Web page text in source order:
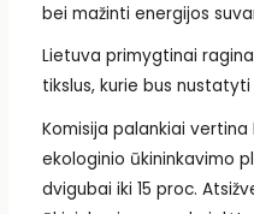
bei mažinti energijos
Lietuva primygtinai
tikslus, kurie bus
Komisija palankiai vertina
ekologinio ūkininkavimo
dvigubai iki 15 proc.